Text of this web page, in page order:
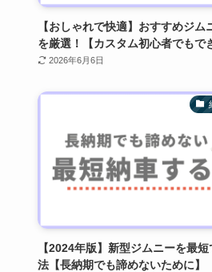
【おしゃれで快適】おすすめジム
を厳選！【カスタム初心者でもで
2026年6月6日
【2024年版】新型ジムニーを最
法【長納期でも諦めないために】